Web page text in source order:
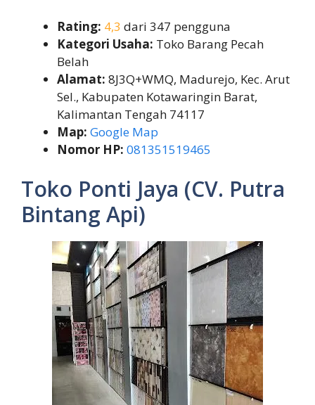
Rating: 4,3 dari 347 pengguna
Kategori Usaha: Toko Barang Pecah
Belah
Alamat: 8J3Q+WMQ, Madurejo, Kec. Arut
Sel., Kabupaten Kotawaringin Barat,
Kalimantan Tengah 74117
Map: Google Map
Nomor HP: 081351519465
Toko Ponti Jaya (CV. Putra
Bintang Api)